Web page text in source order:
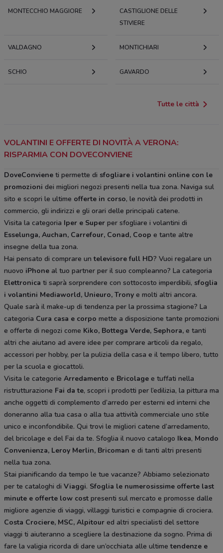
MONTECCHIO MAGGIORE
CASTIGLIONE DELLE
STIVIERE
VALDAGNO MONTICHIARI
SCHIO GAVARDO
Tutte le città
VOLANTINI E OFFERTE DI NOVITÀ A VERONA:
RISPARMIA CON DOVECONVIENE
DoveConviene ti permette di sfogliare i volantini online con le
promozioni dei migliori negozi presenti nella tua zona. Naviga sul
sito e scopri le ultime offerte in corso, le novità dei prodotti in
commercio, gli indirizzi e gli orari delle principali catene.
Visita la categoria Iper e Super per sfogliare i volantini di
Esselunga, Auchan, Carrefour, Conad, Coop e tante altre
insegne della tua zona.
Hai pensato di comprare untelevisore full HD? Vuoi regalare un
nuovo iPhone al tuo partner per il suo compleanno? La categoria
Elettronica ti saprà sorprendere con sottocosto imperdibili, sfoglia
i volantini Mediaworld, Unieuro, Trony e molti altri ancora.
Quale sarà il make-up di tendenza per la prossima stagione? La
categoria Cura casa e corpo mette a disposizione tante promozioni
e offerte di negozi come Kiko, Bottega Verde, Sephora, e tanti
altri che aiutano ad avere idee per comprare articoli da regalo,
accessori per hobby, per la pulizia della casa e il tempo libero, tutto
per la scuola e giocattoli.
Visita le categorie Arredamento e Bricolage e tuffati nella
ristrutturazione Fai da te, scopri i prodotti per l’edilizia, la pittura ma
anche oggetti di complemento d’arredo per esterni ed interni che
doneranno alla tua casa o alla tua attività commerciale uno stile
unico e inconfondibile. Qui trovi le migliori catene d’arredamento,
del bricolage e del Fai da te. Sfoglia il nuovo catalogo Ikea, Mondo
Convenienza, Leroy Merlin, Bricoman e di tanti altri presenti
nella tua zona.
Stai pianificando da tempo le tue vacanze? Abbiamo selezionato
per te cataloghi di Viaggi. Sfoglia le numerosissime offerte last
minute e offerte low cost presenti sul mercato e promosse dalle
migliore agenzie di viaggi, villaggi turistici e compagnie di crociera.
Costa Crociere, MSC, Alpitour ed altri specialisti del settore
viaggi ti aiuteranno a scegliere la destinazione da sogno. Prima di
fare la valigia ricorda di dare un’occhiata alle ultimetendenze e